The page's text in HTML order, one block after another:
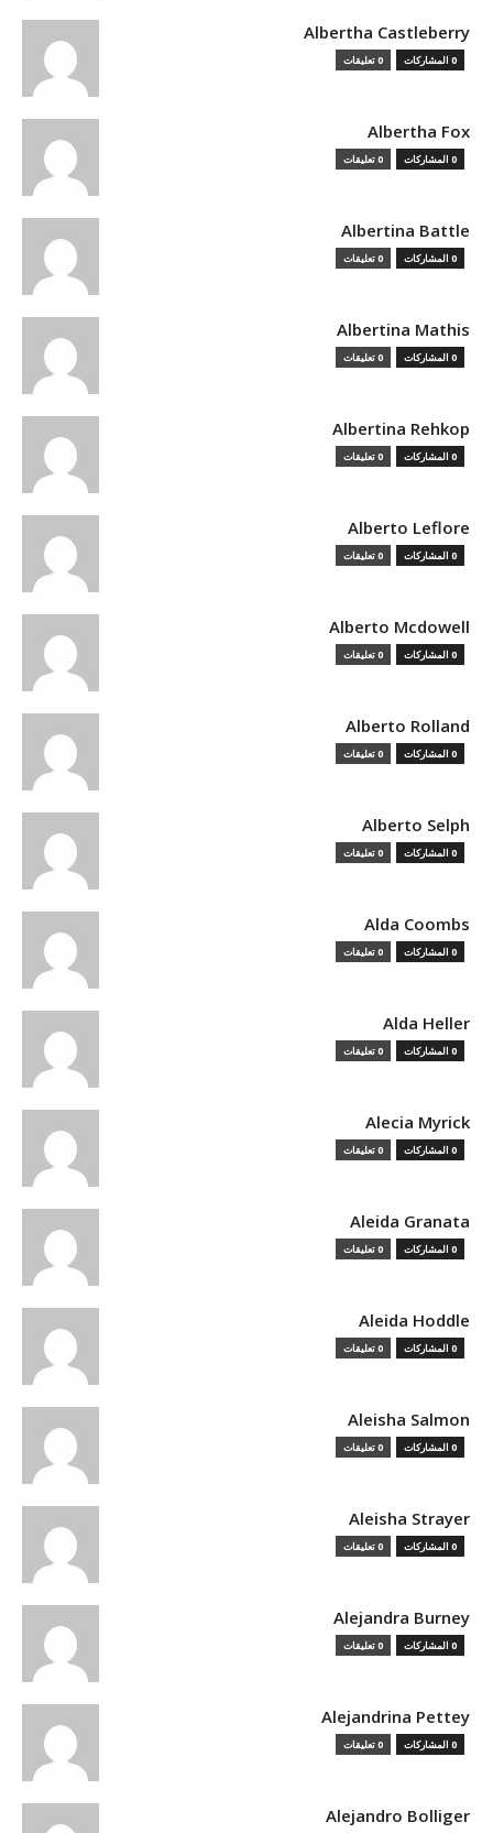
Albertha Castleberry
0 المشاركات 0 تعليقات
Albertha Fox
0 المشاركات 0 تعليقات
Albertina Battle
0 المشاركات 0 تعليقات
Albertina Mathis
0 المشاركات 0 تعليقات
Albertina Rehkop
0 المشاركات 0 تعليقات
Alberto Leflore
0 المشاركات 0 تعليقات
Alberto Mcdowell
0 المشاركات 0 تعليقات
Alberto Rolland
0 المشاركات 0 تعليقات
Alberto Selph
0 المشاركات 0 تعليقات
Alda Coombs
0 المشاركات 0 تعليقات
Alda Heller
0 المشاركات 0 تعليقات
Alecia Myrick
0 المشاركات 0 تعليقات
Aleida Granata
0 المشاركات 0 تعليقات
Aleida Hoddle
0 المشاركات 0 تعليقات
Aleisha Salmon
0 المشاركات 0 تعليقات
Aleisha Strayer
0 المشاركات 0 تعليقات
Alejandra Burney
0 المشاركات 0 تعليقات
Alejandrina Pettey
0 المشاركات 0 تعليقات
Alejandro Bolliger